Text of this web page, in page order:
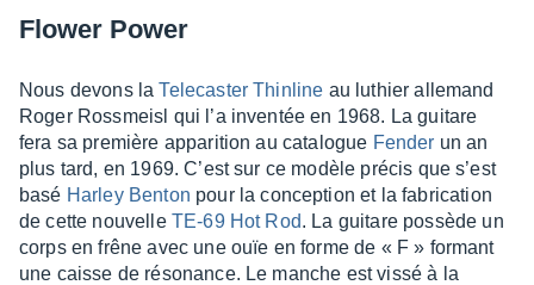
Flower Power
Nous devons laTele­cas­ter Thin­line au luthier alle­mand
Roger Ross­meisl qui l’a inven­tée en 1968. La guitare
fera sa première appa­ri­tion au cata­logue Fender un an
plus tard, en 1969. C’est sur ce modèle précis que s’est
basé Harley Benton pour la concep­tion et la fabri­ca­tion
de cette nouvelle TE-69 Hot Rod. La guitare possède un
corps en frêne avec une ouïe en forme de « F » formant
une caisse de réso­nance. Le manche est vissé à la